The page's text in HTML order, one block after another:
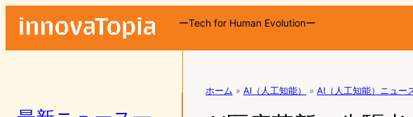
ーTech for Human Evolutionー
ホーム » AI（人工知能） » AI（人工知能）ニュー